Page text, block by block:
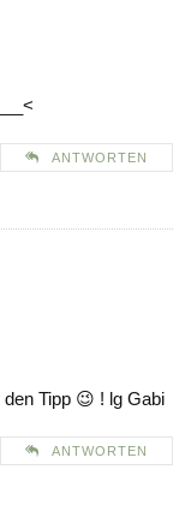
ANTWORTEN
Tipp 😉 ! lg Gabi
ANTWORTEN